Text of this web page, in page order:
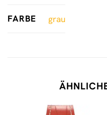
FARBE grau